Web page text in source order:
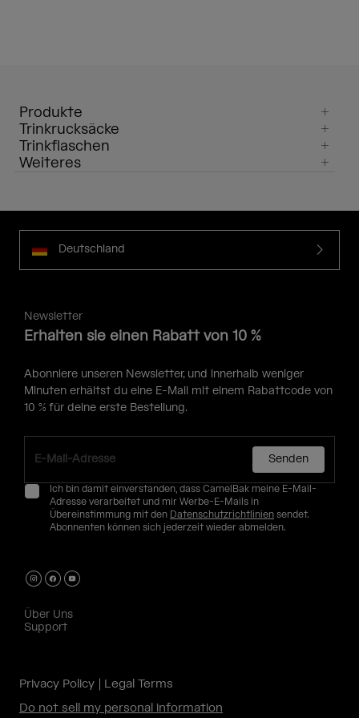
Produkte
Trinkrucksäcke
Trinkflaschen
Weiteres
Deutschland
Newsletter
Erhalten sie einen Rabatt von 10 %
Abonniere unseren Newsletter, und innerhalb weniger
Minuten erhältst du eine E-Mail mit einem Rabattcode von
10 % für deine erste Bestellung.
Senden
Ich bin damit einverstanden, dass CamelBak meine E-Mail-
Adresse verarbeitet und mir Werbe-E-Mails in
Übereinstimmung mit den Datenschutzrichtlinien sendet.
Abonnenten können sich jederzeit wieder abmelden.
Über Uns
Support
Privacy Policy
Legal Terms
Do not sell my personal information